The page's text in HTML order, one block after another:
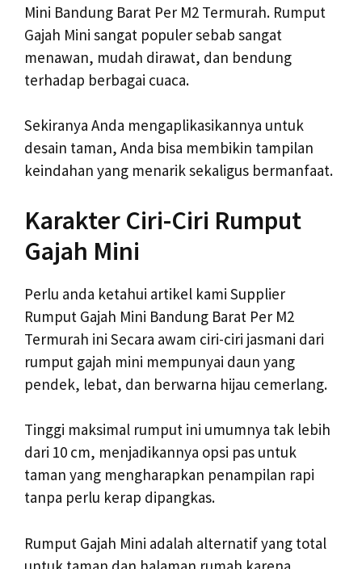
Mini Bandung Barat Per M2 Termurah. Rumput
Gajah Mini sangat populer sebab sangat
menawan, mudah dirawat, dan bendung
terhadap berbagai cuaca.
Sekiranya Anda mengaplikasikannya untuk
desain taman, Anda bisa membikin tampilan
keindahan yang menarik sekaligus bermanfaat.
Karakter Ciri-Ciri Rumput
Gajah Mini
Perlu anda ketahui artikel kami Supplier
Rumput Gajah Mini Bandung Barat Per M2
Termurah ini Secara awam ciri-ciri jasmani dari
rumput gajah mini mempunyai daun yang
pendek, lebat, dan berwarna hijau cemerlang.
Tinggi maksimal rumput ini umumnya tak lebih
dari 10 cm, menjadikannya opsi pas untuk
taman yang mengharapkan penampilan rapi
tanpa perlu kerap dipangkas.
Rumput Gajah Mini adalah alternatif yang total